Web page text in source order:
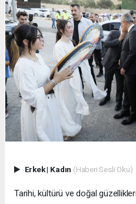
Erkek| Kadın (Haberi Sesli Oku)
Tarihi, kültürü ve doğal